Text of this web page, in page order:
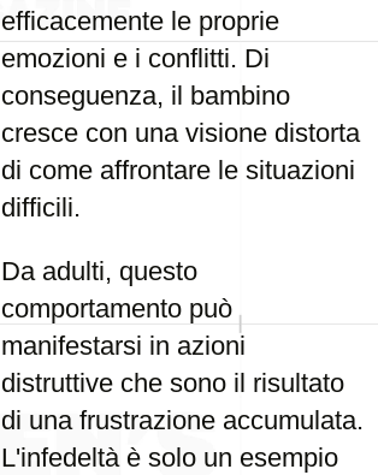
efficacemente le proprie
emozioni e i conflitti. Di
conseguenza, il bambino
cresce con una visione distorta
di come affrontare le situazioni
difficili.
Da adulti, questo
comportamento può
manifestarsi in azioni
distruttive che sono il risultato
di una frustrazione accumulata.
L'infedeltà è solo un esempio